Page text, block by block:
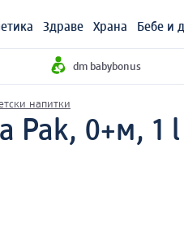
Здраве Храна Бебе и
dm babybonus
напитки
Pak, 0+м, 1 l